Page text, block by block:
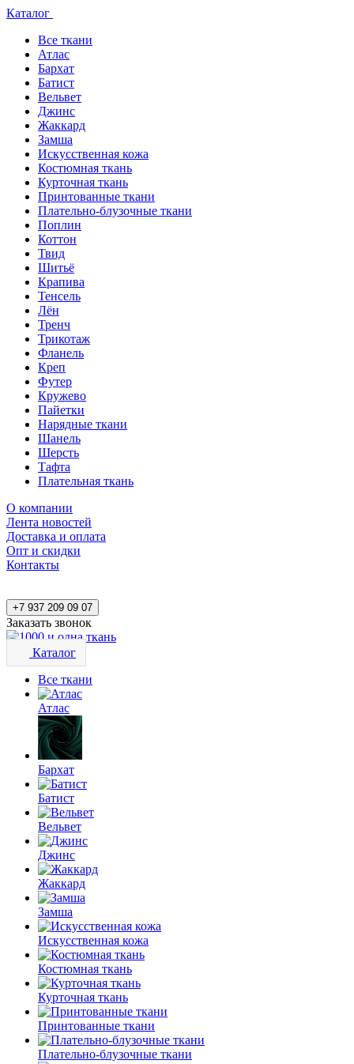
Каталог
Все ткани
Атлас
Бархат
Батист
Вельвет
Джинс
Жаккард
Замша
Искусственная кожа
Костюмная ткань
Курточная ткань
Принтованные ткани
Плательно-блузочные ткани
Поплин
Коттон
Твид
Шитьё
Крапива
Тенсель
Лён
Тренч
Трикотаж
Фланель
Креп
Футер
Кружево
Пайетки
Нарядные ткани
Шанель
Шерсть
Тафта
Плательная ткань
О компании
Лента новостей
Доставка и оплата
Опт и скидки
Контакты
+7 937 209 09 07
Заказать звонок
Каталог
Все ткани
Атлас
Бархат
Батист
Вельвет
Джинс
Жаккард
Замша
Искусственная кожа
Костюмная ткань
Курточная ткань
Принтованные ткани
Плательно-блузочные ткани